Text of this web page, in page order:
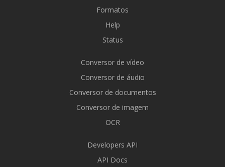
Formatos
Help
Status
Conversor de vídeo
Conversor de áudio
Conversor de documentos
Conversor de imagem
OCR
Developers API
API Docs